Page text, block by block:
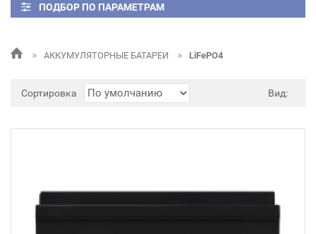
ПОДБОР ПО ПАРАМЕТРАМ
АККУМУЛЯТОРНЫЕ БАТАРЕИ LiFePO4
Сортировка Вид: